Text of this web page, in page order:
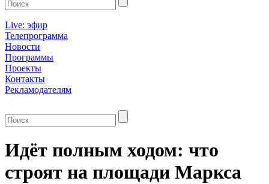
Live: эфир
Телепрограмма
Новости
Программы
Проекты
Контакты
Рекламодателям
Идёт полным ходом: что
строят на площади Маркса